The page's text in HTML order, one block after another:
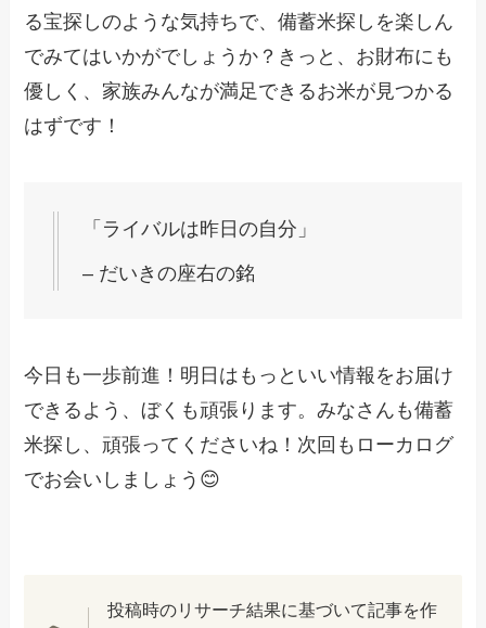
る宝探しのような気持ちで、備蓄米探しを楽しん
でみてはいかがでしょうか？きっと、お財布にも
優しく、家族みんなが満足できるお米が見つかる
はずです！
「ライバルは昨日の自分」
– だいきの座右の銘
今日も一歩前進！明日はもっといい情報をお届け
できるよう、ぼくも頑張ります。みなさんも備蓄
米探し、頑張ってくださいね！次回もローカログ
でお会いしましょう😊
投稿時のリサーチ結果に基づいて記事を作